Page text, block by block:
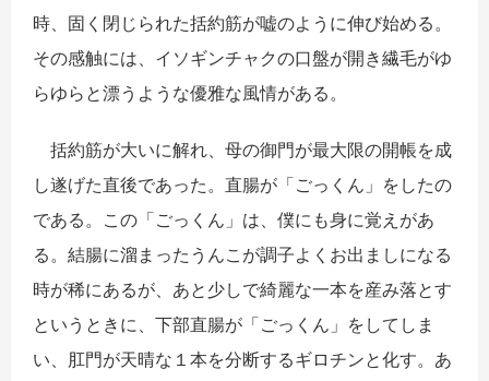
時、固く閉じられた括約筋が嘘のように伸び始める。
その感触には、イソギンチャクの口盤が開き繊毛がゆ
らゆらと漂うような優雅な風情がある。
括約筋が大いに解れ、母の御門が最大限の開帳を成
し遂げた直後であった。直腸が「ごっくん」をしたの
である。この「ごっくん」は、僕にも身に覚えがあ
る。結腸に溜まったうんこが調子よくお出ましになる
時が稀にあるが、あと少しで綺麗な一本を産み落とす
というときに、下部直腸が「ごっくん」をしてしま
い、肛門が天晴な１本を分断するギロチンと化す。あ